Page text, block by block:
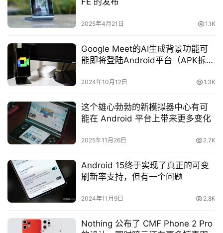
2025年4月21日 1.1K
Google Meet的AI生成背景功能可
能即将登陆Android平台（APK拆
2024年10月12日 1.3K
这个雄心勃勃的新模拟器中心有可
能在 Android 平台上带来更多变化
2025年11月26日 2.7K
Android 15终于实现了真正的可变
刷新率支持，但有一个问题
2024年11月9日 2.8K
Nothing 公布了 CMF Phone 2 Pro